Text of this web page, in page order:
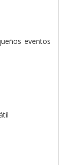
eventos